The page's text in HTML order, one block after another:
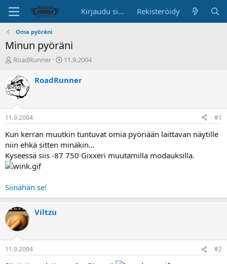
Kirjaudu sisään Rekisteröidy
Oma pyöräni
Minun pyöräni
K
s
k
u
s
t
e
l
u
n
a
l
i
t
t
a
j
a
RoadRunner
A
o
p
ä
v
ä
11.9.2004
RoadRunner
11.9.2004 #1
Kun kerran muutkin tuntuvat omia pyöriään laittavan näytille
niin ehkä sitten minäkin...
Kyseessä siis -87 750 Gixxeri muutamilla modauksilla.
Siinähän se!
Viltzu
11.9.2004 #2